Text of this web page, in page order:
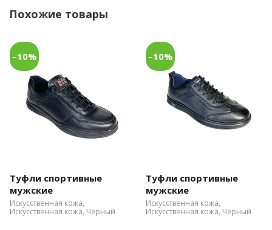
Похожие товары
–10%
Туфли спортивные
мужские
Искусственная кожа,
Искусственная кожа, Черный
–10%
Туфли спортивные
мужские
Искусственная кожа,
Искусственная кожа, Черный